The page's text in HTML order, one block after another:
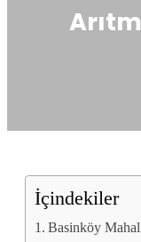
İçindekiler
Basinköy